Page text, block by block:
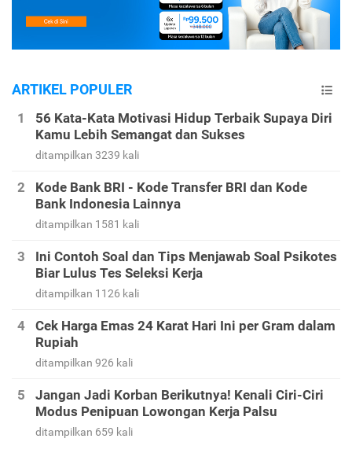
ARTIKEL POPULER
56 Kata-Kata Motivasi Hidup Terbaik Supaya Diri
Kamu Lebih Semangat dan Sukses
ditampilkan 3239 kali
Kode Bank BRI - Kode Transfer BRI dan Kode
Bank Indonesia Lainnya
ditampilkan 1581 kali
Ini Contoh Soal dan Tips Menjawab Soal Psikotes
Biar Lulus Tes Seleksi Kerja
ditampilkan 1126 kali
Cek Harga Emas 24 Karat Hari Ini per Gram dalam
Rupiah
ditampilkan 926 kali
Jangan Jadi Korban Berikutnya! Kenali Ciri-Ciri
Modus Penipuan Lowongan Kerja Palsu
ditampilkan 659 kali